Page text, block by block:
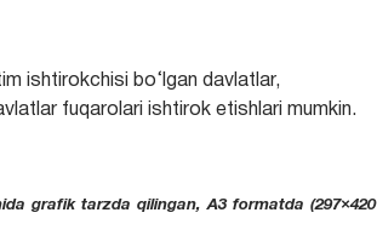
ishtirokchisi bo‘lgan davlatlar,
fuqarolari ishtirok etishlari mumkin.
grafik tarzda qilingan, A3 formatda (297×420